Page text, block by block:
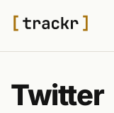
Twitter